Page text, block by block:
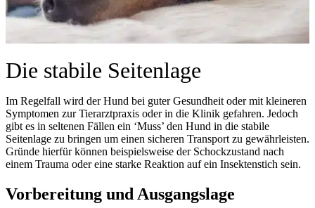
Die stabile Seitenlage
Im Regelfall wird der Hund bei guter Gesundheit oder mit kleineren
Symptomen zur Tierarztpraxis oder in die Klinik gefahren. Jedoch
gibt es in seltenen Fällen ein ‘Muss’ den Hund in die stabile
Seitenlage zu bringen um einen sicheren Transport zu gewährleisten.
Gründe hierfür können beispielsweise der Schockzustand nach
einem Trauma oder eine starke Reaktion auf ein Insektenstich sein.
Vorbereitung und Ausgangslage